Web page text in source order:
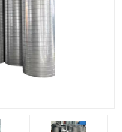
通风管道
消防风机
镀锌矩形风管